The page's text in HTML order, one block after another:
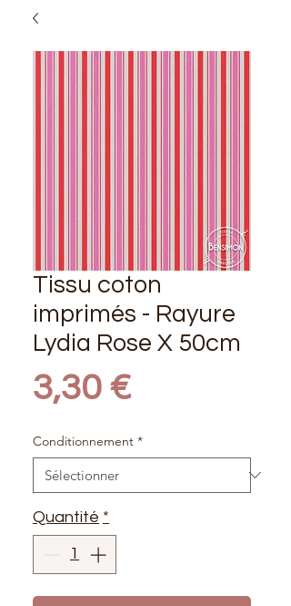
Tissu coton
imprimés - Rayure
Lydia Rose X 50cm
3,30 €Prix
Conditionnement *
Quantité *